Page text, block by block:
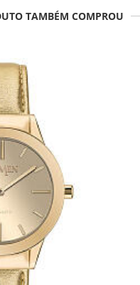
TAMBÉM COMPROU